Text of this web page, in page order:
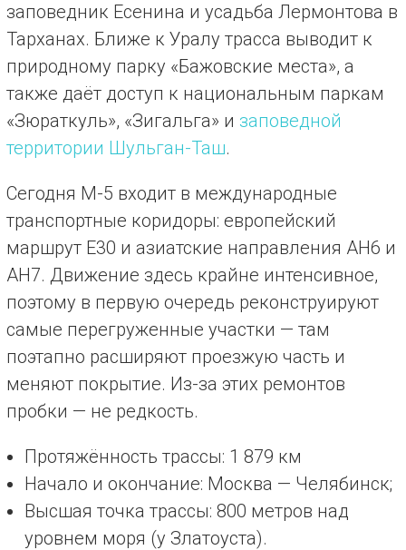
заповедник Есенина и усадьба Лермонтова в
Тарханах. Ближе к Уралу трасса выводит к
природному парку «Бажовские места», а
также даёт доступ к национальным паркам
«Зюраткуль», «Зигальга» и заповедной
территории Шульган-Таш.
Сегодня М-5 входит в международные
транспортные коридоры: европейский
маршрут Е30 и азиатские направления АН6 и
АН7. Движение здесь крайне интенсивное,
поэтому в первую очередь реконструируют
самые перегруженные участки — там
поэтапно расширяют проезжую часть и
меняют покрытие. Из-за этих ремонтов
пробки — не редкость.
Протяжённость трассы: 1 879 км
Начало и окончание: Москва — Челябинск;
Высшая точка трассы: 800 метров над
уровнем моря (у Златоуста).